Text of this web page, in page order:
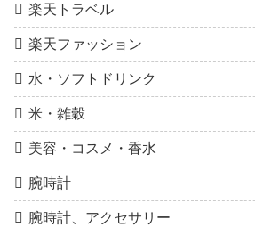
楽天トラベル
楽天ファッション
水・ソフトドリンク
米・雑穀
美容・コスメ・香水
腕時計
腕時計、アクセサリー